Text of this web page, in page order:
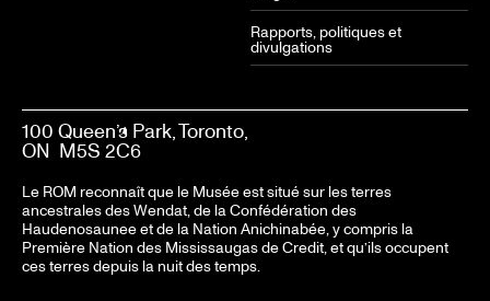
Rapports, politiques et
divulgations
100 Queen’s Park, Toronto,
ON M5S 2C6
Le ROM reconnaît que le Musée est situé sur les terres
ancestrales des Wendat, de la Confédération des
Haudenosaunee et de la Nation Anichinabée, y compris la
Première Nation des Mississaugas de Credit, et qu’ils occupent
ces terres depuis la nuit des temps.